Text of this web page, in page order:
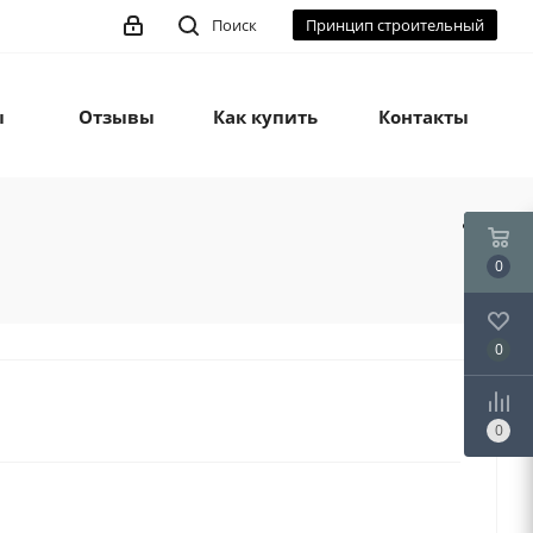
Принцип строительный
Поиск
Отзывы Как купить Контакты
0
0
0